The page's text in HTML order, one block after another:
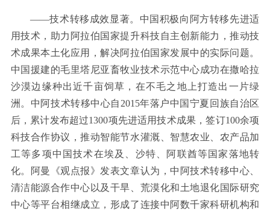
——技术转移成效显著。中国积极向阿方转移先进适
用技术，助力阿拉伯国家提升科技自主创新能力，推动技
术成果本土化应用，解决阿拉伯国家发展中的实际问题。
中国援建的毛里塔尼亚畜牧业技术示范中心成功在撒哈拉
沙漠边缘种出近千亩饲草，在不毛之地上打造出一片绿
洲。中阿技术转移中心自2015年落户中国宁夏回族自治区
后，累计发布超过1300项先进适用技术成果，签订100余项
科技合作协议，推动智能节水灌溉、智慧农业、农产品加
工等多项中国技术在埃及、沙特、阿联酋等国家落地转
化。阿曼《观点报》发表文章认为，中阿技术转移中心、
清洁能源合作中心以及干旱、荒漠化和土地退化国际研究
中心等平台相继成立，形成了连接中阿数千家科研机构和